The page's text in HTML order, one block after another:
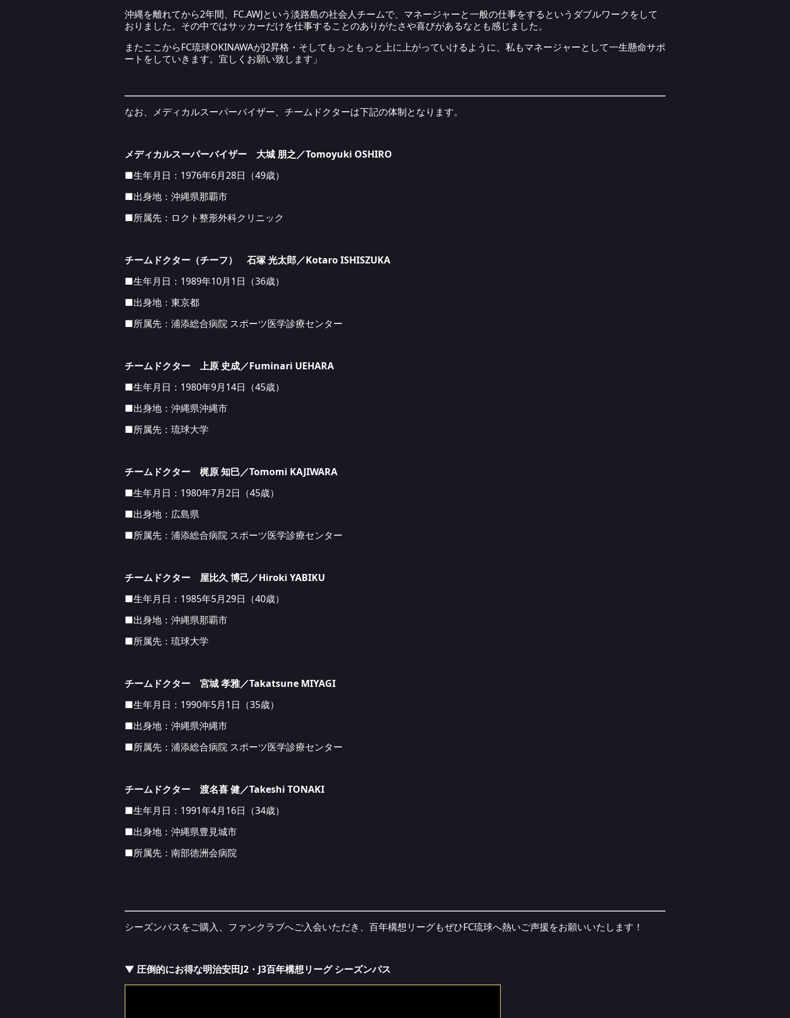
沖縄を離れてから2年間、FC.AWJという淡路島の社会人チームで、マネージャーと一般の仕事をするというダブルワークをして
おりました。その中ではサッカーだけを仕事することのありがたさや喜びがあるなとも感じました。
またここからFC琉球OKINAWAがJ2昇格・そしてもっともっと上に上がっていけるように、私もマネージャーとして一生懸命サポ
ートをしていきます。宜しくお願い致します」
なお、メディカルスーパーバイザー、チームドクターは下記の体制となります。
メディカルスーパーバイザー 大城 朋之／Tomoyuki OSHIRO
■生年月日：1976年6月28日（49歳）
■出身地：沖縄県那覇市
■所属先：ロクト整形外科クリニック
チームドクター（チーフ） 石塚 光太郎／Kotaro ISHISZUKA
■生年月日：1989年10月1日（36歳）
■出身地：東京都
■所属先：浦添総合病院 スポーツ医学診療センター
チームドクター 上原 史成／Fuminari UEHARA
■生年月日：1980年9月14日（45歳）
■出身地：沖縄県沖縄市
■所属先：琉球大学
チームドクター 梶原 知巳／Tomomi KAJIWARA
■生年月日：1980年7月2日（45歳）
■出身地：広島県
■所属先：浦添総合病院 スポーツ医学診療センター
チームドクター 屋比久 博己／Hiroki YABIKU
■生年月日：1985年5月29日（40歳）
■出身地：沖縄県那覇市
■所属先：琉球大学
チームドクター 宮城 孝雅／Takatsune MIYAGI
■生年月日：1990年5月1日（35歳）
■出身地：沖縄県沖縄市
■所属先：浦添総合病院 スポーツ医学診療センター
チームドクター 渡名喜 健／Takeshi TONAKI
■生年月日：1991年4月16日（34歳）
■出身地：沖縄県豊見城市
■所属先：南部徳洲会病院
シーズンパスをご購入、ファンクラブへご入会いただき、百年構想リーグもぜひFC琉球へ熱いご声援をお願いいたします！
▼ 圧倒的にお得な明治安田J2・J3百年構想リーグ シーズンパス